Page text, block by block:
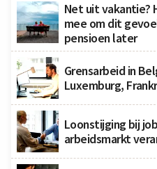
Net uit vakantie?
mee om dit
pensioen later
Grensarbeid in
Luxemburg,
Loonstijging bij
arbeidsmarkt